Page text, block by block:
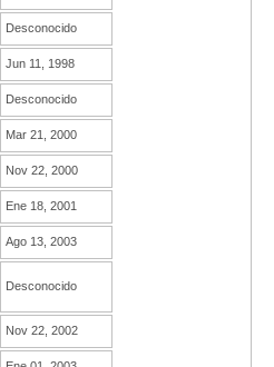
Desconocido
Jun 11, 1998
Desconocido
Mar 21, 2000
Nov 22, 2000
Ene 18, 2001
Ago 13, 2003
Desconocido
Nov 22, 2002